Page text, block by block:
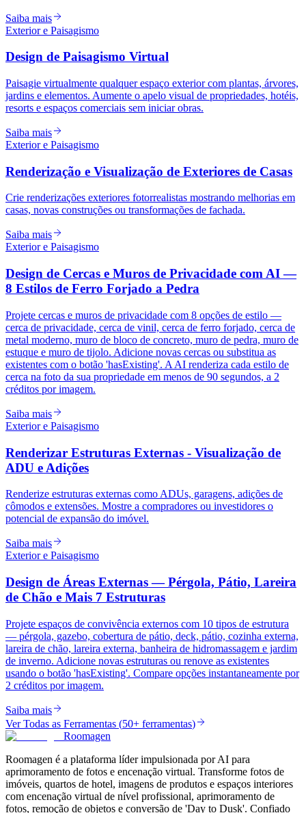
Saiba mais
Exterior e Paisagismo
Design de Paisagismo Virtual
Paisagie virtualmente qualquer espaço exterior com plantas, árvores,
jardins e elementos. Aumente o apelo visual de propriedades, hotéis,
resorts e espaços comerciais sem iniciar obras.
Saiba mais
Exterior e Paisagismo
Renderização e Visualização de Exteriores de Casas
Crie renderizações exteriores fotorrealistas mostrando melhorias em
casas, novas construções ou transformações de fachada.
Saiba mais
Exterior e Paisagismo
Design de Cercas e Muros de Privacidade com AI —
8 Estilos de Ferro Forjado a Pedra
Projete cercas e muros de privacidade com 8 opções de estilo —
cerca de privacidade, cerca de vinil, cerca de ferro forjado, cerca de
metal moderno, muro de bloco de concreto, muro de pedra, muro de
estuque e muro de tijolo. Adicione novas cercas ou substitua as
existentes com o botão 'hasExisting'. A AI renderiza cada estilo de
cerca na foto da sua propriedade em menos de 90 segundos, a 2
créditos por imagem.
Saiba mais
Exterior e Paisagismo
Renderizar Estruturas Externas - Visualização de
ADU e Adições
Renderize estruturas externas como ADUs, garagens, adições de
cômodos e extensões. Mostre a compradores ou investidores o
potencial de expansão do imóvel.
Saiba mais
Exterior e Paisagismo
Design de Áreas Externas — Pérgola, Pátio, Lareira
de Chão e Mais 7 Estruturas
Projete espaços de convivência externos com 10 tipos de estrutura
— pérgola, gazebo, cobertura de pátio, deck, pátio, cozinha externa,
lareira de chão, lareira externa, banheira de hidromassagem e jardim
de inverno. Adicione novas estruturas ou renove as existentes
usando o botão 'hasExisting'. Compare opções instantaneamente por
2 créditos por imagem.
Saiba mais
Ver Todas as Ferramentas (50+ ferramentas)
Roomagen
Roomagen é a plataforma líder impulsionada por AI para
aprimoramento de fotos e encenação virtual. Transforme fotos de
imóveis, quartos de hotel, imagens de produtos e espaços interiores
com encenação virtual de nível profissional, aprimoramento de
fotos, remoção de objetos e conversão de 'Day to Dusk'. Confiado